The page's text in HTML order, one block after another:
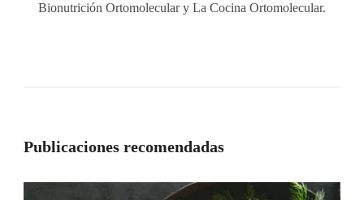
Bionutrición Ortomolecular y La Cocina Ortomolecular.
Publicaciones recomendadas